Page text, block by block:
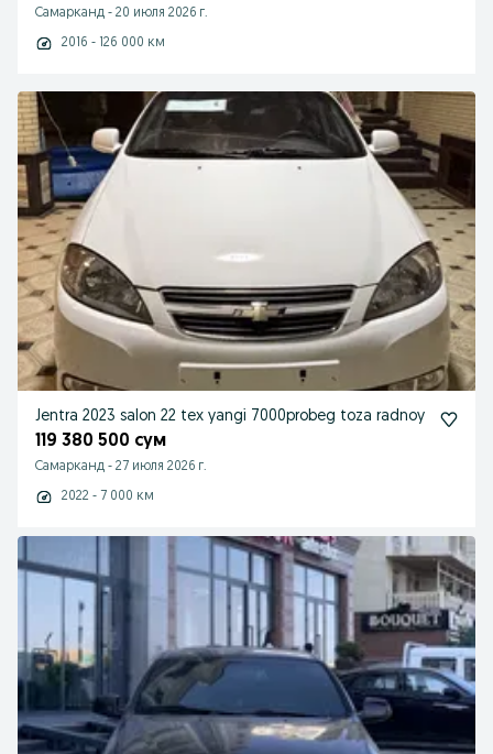
Самарканд - 20 июля 2026 г.
2016 - 126 000 км
Jentra 2023 salon 22 tex yangi 7000probeg toza radnoy
119 380 500 сум
Самарканд - 27 июля 2026 г.
2022 - 7 000 км